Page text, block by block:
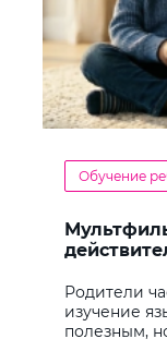
Обучение
Родители
изучение
полезным,